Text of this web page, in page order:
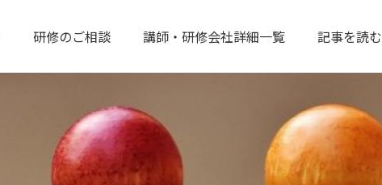
研修のご相談 講師・研修会社詳細一覧 記事を読む